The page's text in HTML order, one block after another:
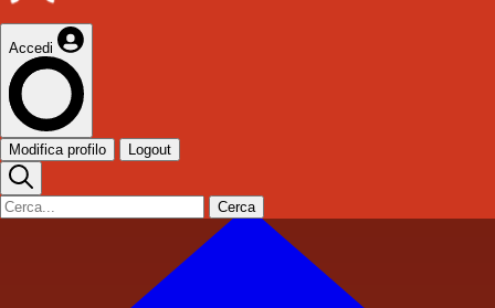
Accedi
Modifica profilo Logout
Cerca